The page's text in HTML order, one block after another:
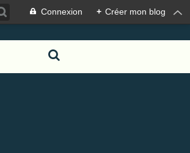
Connexion + Créer mon blog